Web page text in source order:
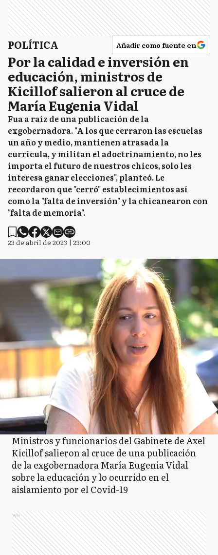
POLÍTICA Añadir como fuente en
Por la calidad e inversión en
educación, ministros de
Kicillof salieron al cruce de
María Eugenia Vidal
Fua a raíz de una publicación de la
exgobernadora. "A los que cerraron las escuelas
un año y medio, mantienen atrasada la
currícula, y militan el adoctrinamiento, no les
importa el futuro de nuestros chicos, solo les
interesa ganar elecciones", planteó. Le
recordaron que "cerró" establecimientos así
como la "falta de inversión" y la chicanearon con
"falta de memoria".
23 de abril de 2023 | 23:00
Ministros y funcionarios del Gabinete de Axel
Kicillof salieron al cruce de una publicación
de la exgobernadora María Eugenia Vidal
sobre la educación y lo ocurrido en el
aislamiento por el Covid-19
Ads